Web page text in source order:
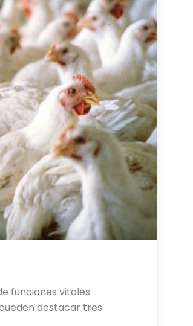
funciones vitales
destacar tres